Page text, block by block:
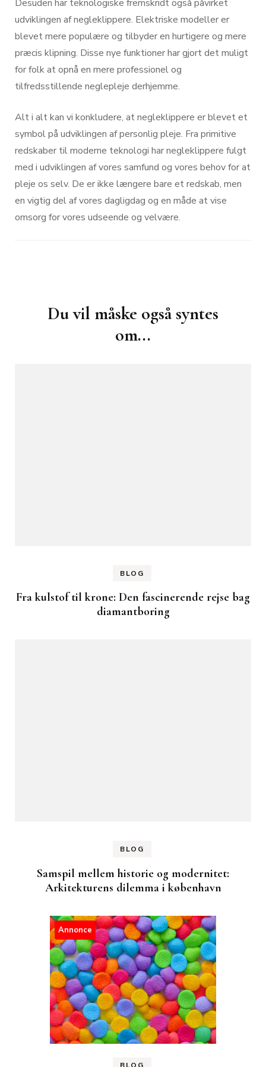
Desuden har teknologiske fremskridt også påvirket
udviklingen af negleklippere. Elektriske modeller er
blevet mere populære og tilbyder en hurtigere og mere
præcis klipning. Disse nye funktioner har gjort det muligt
for folk at opnå en mere professionel og
tilfredsstillende neglepleje derhjemme.
Alt i alt kan vi konkludere, at negleklippere er blevet et
symbol på udviklingen af personlig pleje. Fra primitive
redskaber til moderne teknologi har negleklippere fulgt
med i udviklingen af vores samfund og vores behov for at
pleje os selv. De er ikke længere bare et redskab, men
en vigtig del af vores dagligdag og en måde at vise
omsorg for vores udseende og velvære.
Du vil måske også syntes
om...
BLOG
Fra kulstof til krone: Den fascinerende rejse bag
diamantboring
BLOG
Samspil mellem historie og modernitet:
Arkitekturens dilemma i københavn
Annonce